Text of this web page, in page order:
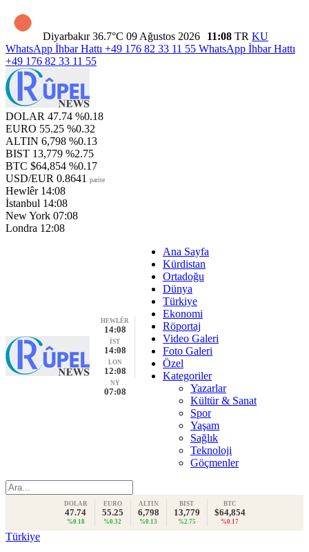
Diyarbakır 36.7°C 09 Ağustos 2026 11:08 TR KU
WhatsApp İhbar Hattı +49 176 82 33 11 55 WhatsApp İhbar Hattı
+49 176 82 33 11 55
DOLAR 47.74 %0.18
EURO 55.25 %0.32
ALTIN 6,798 %0.13
BIST 13,779 %2.75
BTC $64,854 %0.17
USD/EUR 0.8641 parite
Hewlêr 14:08
İstanbul 14:08
New York 07:08
Londra 12:08
HEWLÊR
14:08
İST
14:08
LON
12:08
NY
07:08
Ana Sayfa
Kürdistan
Ortadoğu
Dünya
Türkiye
Ekonomi
Röportaj
Video Galeri
Foto Galeri
Özel
Kategoriler
Yazarlar
Kültür & Sanat
Spor
Yaşam
Sağlık
Teknoloji
Göçmenler
DOLAR
47.74
%0.18
EURO
55.25
%0.32
ALTIN
6,798
%0.13
BIST
13,779
%2.75
BTC
$64,854
%0.17
Türkiye